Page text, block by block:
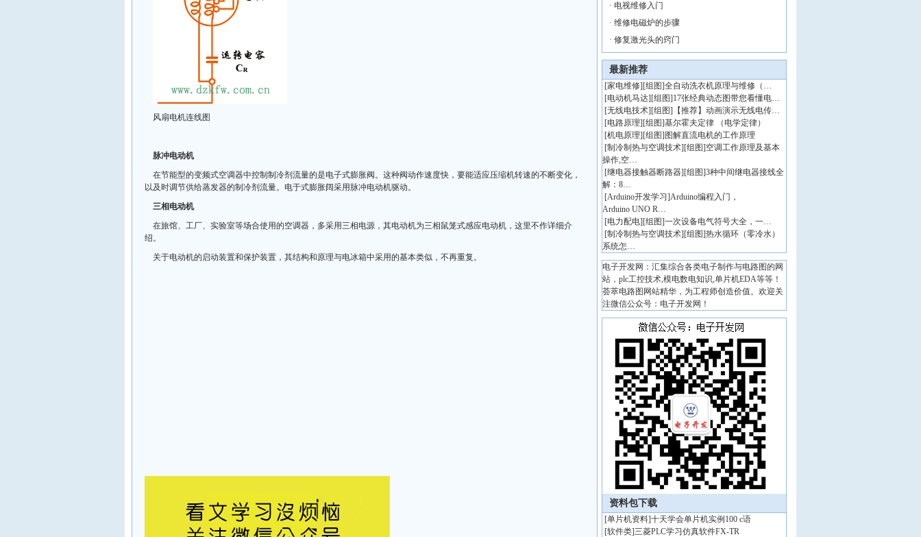
风扇电机连线图
脉冲电动机
在节能型的变频式空调器中控制制冷剂流量的是电子式膨胀阀。这种阀动作速度快，要能适应压缩机转速的不断变化，
以及时调节供给蒸发器的制冷剂流量。电于式膨胀阔采用脉冲电动机驱动。
三相电动机
在旅馆、工厂、实验室等场合使用的空调器，多采用三相电源，其电动机为三相鼠笼式感应电动机，这里不作详细介
绍。
关于电动机的启动装置和保护装置，其结构和原理与电冰箱中采用的基本类似，不再重复。
· 电视维修入门
· 维修电磁炉的步骤
· 修复激光头的窍门
最新推荐
[家电维修][组图]全自动洗衣机原理与维修（…
[电动机马达][组图]17张经典动态图带您看懂电…
[无线电技术][组图] 【推荐】动画演示无线电传…
[电路原理][组图]基尔霍夫定律 （电学定律）
[机电原理][组图] 图解直流电机的工作原理
[制冷制热与空调技术][组图]空调工作原理及基本
操作,空…
[继电器接触器断路器][组图]3种中间继电器接线全
解：8…
[Arduino开发学习 ]Arduino编程入门，
Arduino UNO R…
[电力配电][组图]一次设备电气符号大全，一…
[制冷制热与空调技术][组图]热水循环（零冷水）
系统怎…
电子开发网：汇集综合各类电子制作与电路图的网
站，plc工控技术,模电数电知识,单片机EDA等等！
荟萃电路图网站精华，为工程师创造价值。欢迎关
注微信公众号：电子开发网！
资料包下载
[单片机资料]十天学会单片机实例100 c语
[软件类]三菱PLC学习仿真软件FX-TR